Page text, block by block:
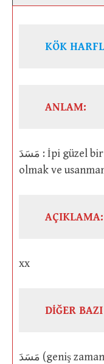
ANLAM:
مَسَدَ : İpi güzel bir şekilde eğirmek, gayretli
olmak ve
AÇIKLAMA:
xx
DİĞER
مَسَدَ (geniş zaman يَمْسُدُ mastar isim مَسْدٌ): Bir ipi